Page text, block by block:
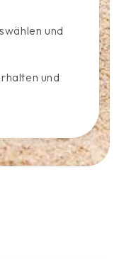
und
und